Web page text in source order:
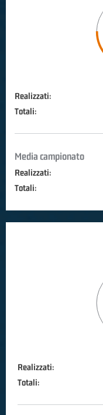
Realizzati:
Totali:
Media campionato
Realizzati:
Totali:
Realizzati:
Totali: